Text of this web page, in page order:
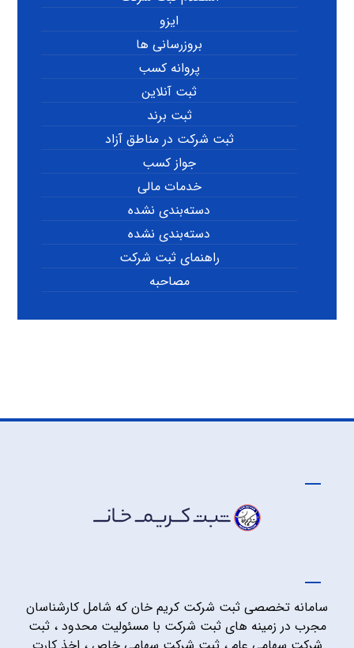
ایزو
بروزرسانی ها
پروانه کسب
ثبت آنلاین
ثبت برند
ثبت شرکت در مناطق آزاد
جواز کسب
خدمات مالی
دسته‌بندی نشده
دسته‌بندی نشده
راهنمای ثبت شرکت
مصاحبه
سامانه تخصصی ثبت شرکت کریم خان که شامل کارشناسان
مجرب در زمینه های ثبت شرکت با مسئولیت محدود ، ثبت